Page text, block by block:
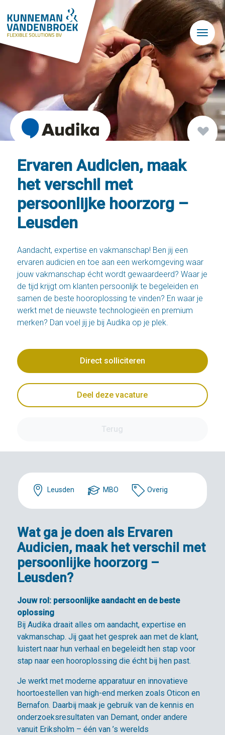
Ervaren Audicien, maak
het verschil met
persoonlijke hoorzorg –
Leusden
Aandacht, expertise en vakmanschap! Ben jij een
ervaren audicien en toe aan een werkomgeving waar
jouw vakmanschap écht wordt gewaardeerd? Waar je
de tijd krijgt om klanten persoonlijk te begeleiden en
samen de beste hooroplossing te vinden? En waar je
werkt met de nieuwste technologieën en premium
merken? Dan voel jij je bij Audika op je plek.
Direct solliciteren
Deel deze vacature
Terug
Leusden MBO Overig
Wat ga je doen als Ervaren
Audicien, maak het verschil met
persoonlijke hoorzorg –
Leusden?
Jouw rol: persoonlijke aandacht en de beste
oplossing
Bij Audika draait alles om aandacht, expertise en
vakmanschap. Jij gaat het gesprek aan met de klant,
luistert naar hun verhaal en begeleidt hen stap voor
stap naar een hooroplossing die écht bij hen past.
Je werkt met moderne apparatuur en innovatieve
hoortoestellen van high-end merken zoals Oticon en
Bernafon. Daarbij maak je gebruik van de kennis en
onderzoeksresultaten van Demant, onder andere
vanuit Eriksholm – één van ’s werelds